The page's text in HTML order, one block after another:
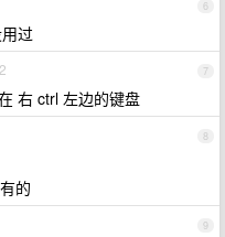
6
过
7
2
右 ctrl 左边的键盘
8
的
9